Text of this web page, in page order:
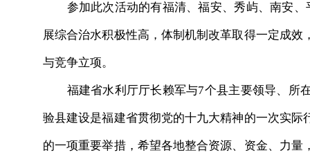
参加此次活动的有福清、福安、秀屿、南安、
展综合治水积极性高，体制机制改革取得一定成
与竞争立项。
福建省水利厅厅长赖军与7个县主要领导、所
验县建设是福建省贯彻党的十九大精神的一次实
的一项重要举措，希望各地整合资源、资金、力